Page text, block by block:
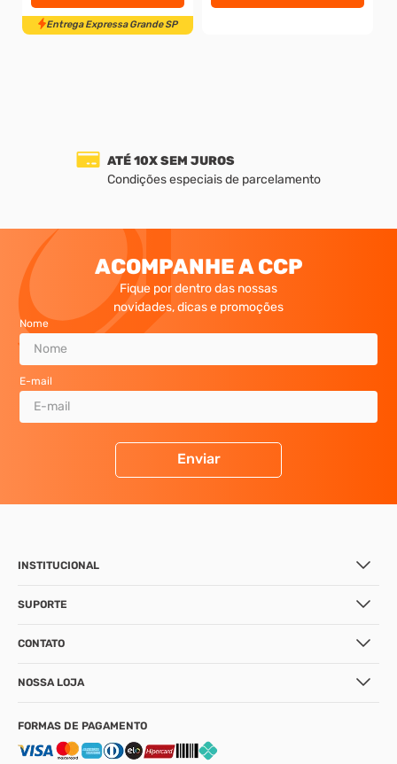
ATÉ 10X SEM JUROS
Condições especiais de parcelamento
ACOMPANHE A CCP
Fique por dentro das nossas
novidades, dicas e promoções
Nome
E-mail
Enviar
INSTITUCIONAL
SUPORTE
CONTATO
NOSSA LOJA
FORMAS DE PAGAMENTO